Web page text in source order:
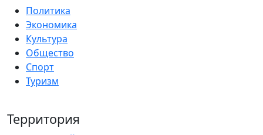
Политика
Экономика
Культура
Общество
Спорт
Туризм
Территория